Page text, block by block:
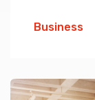
Business